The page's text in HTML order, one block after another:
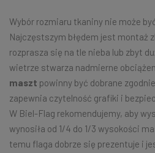
Wybór rozmiaru tkaniny nie może
Najczęstszym błędem jest montaż
rozprasza się na tle nieba lub zbyt
wietrze stwarza nadmierne
maszt powinny być dobrane
zapewnia czytelność grafiki i
W Biel-Flag rekomendujemy, aby
wynosiła od 1/4 do 1/3 wysokości
temu flaga dobrze się prezentuje i